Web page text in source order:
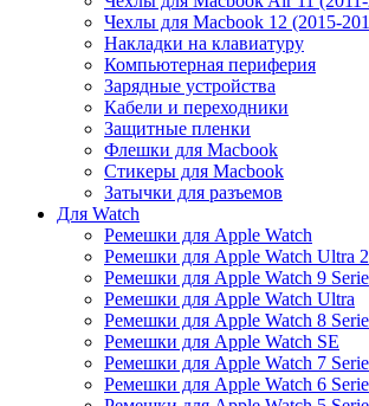
Чехлы для Macbook 12 (2015-
Накладки на клавиатуру
Компьютерная периферия
Зарядные устройства
Кабели и переходники
Защитные пленки
Флешки для Macbook
Стикеры для Macbook
Затычки для разъемов
Для Watch
Ремешки для Apple Watch
Ремешки для Apple Watch Ultra 2
Ремешки для Apple Watch 9
Ремешки для Apple Watch Ultra
Ремешки для Apple Watch 8
Ремешки для Apple Watch SE
Ремешки для Apple Watch 7
Ремешки для Apple Watch 6